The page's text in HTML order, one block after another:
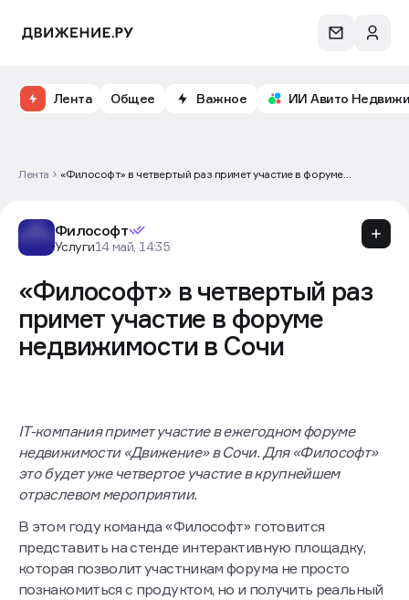
Лента Общее Важное ИИ Авито
Лента
«Философт» в четвертый раз примет участие в форуме
Философт
Услуги14 май, 14:35
«Философт» в четвертый раз
примет участие в форуме
недвижимости в Сочи
IT-компания примет участие в ежегодном форуме
недвижимости «Движение» в Сочи. Для «Философт»
это будет уже четвертое участие в крупнейшем
отраслевом мероприятии.
В этом году команда «Философт» готовится
представить на стенде интерактивную площадку,
которая позволит участникам форума не просто
познакомиться с продуктом, но и получить реальный